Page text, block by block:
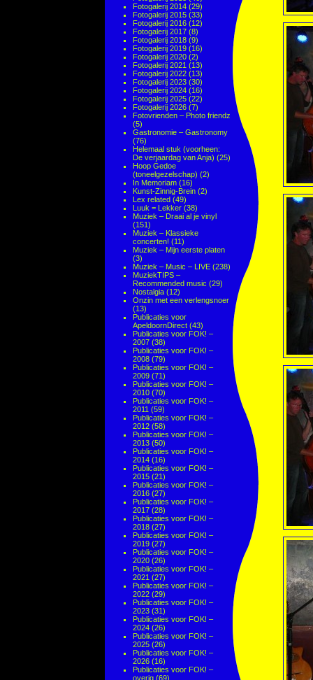
Fotogalerij 2014 (29)
Fotogalerij 2015 (33)
Fotogalerij 2016 (12)
Fotogalerij 2017 (8)
Fotogalerij 2018 (9)
Fotogalerij 2019 (16)
Fotogalerij 2020 (2)
Fotogalerij 2021 (13)
Fotogalerij 2022 (13)
Fotogalerij 2023 (30)
Fotogalerij 2024 (16)
Fotogalerij 2025 (22)
Fotogalerij 2026 (7)
Fotovrienden – Photo friendz
(5)
Gastronomie – Gastronomy
(76)
Helemaal stuk (voorheen:
De verjaardag van Anja) (25)
Hoop Gedoe
(toneelgezelschap) (2)
In Memoriam (16)
Kunst-Zinnig-Brein (2)
Lex related (49)
Luuk = Lekker (38)
Muziek – Draai al je vinyl
(151)
Muziek – Klassieke
concerten! (11)
Muziek – Mijn eerste platen
(3)
Muziek – Music – LIVE (238)
MuziekTIPS –
Recommended music (29)
Nostalgia (12)
Onzin met een verlengsnoer
(13)
Publicaties voor
ApeldoornDirect (43)
Publicaties voor FOK! –
2007 (38)
Publicaties voor FOK! –
2008 (79)
Publicaties voor FOK! –
2009 (71)
Publicaties voor FOK! –
2010 (70)
Publicaties voor FOK! –
2011 (59)
Publicaties voor FOK! –
2012 (58)
Publicaties voor FOK! –
2013 (50)
Publicaties voor FOK! –
2014 (16)
Publicaties voor FOK! –
2015 (21)
Publicaties voor FOK! –
2016 (27)
Publicaties voor FOK! –
2017 (28)
Publicaties voor FOK! –
2018 (27)
Publicaties voor FOK! –
2019 (27)
Publicaties voor FOK! –
2020 (26)
Publicaties voor FOK! –
2021 (27)
Publicaties voor FOK! –
2022 (29)
Publicaties voor FOK! –
2023 (31)
Publicaties voor FOK! –
2024 (26)
Publicaties voor FOK! –
2025 (26)
Publicaties voor FOK! –
2026 (16)
Publicaties voor FOK! –
overig (69)